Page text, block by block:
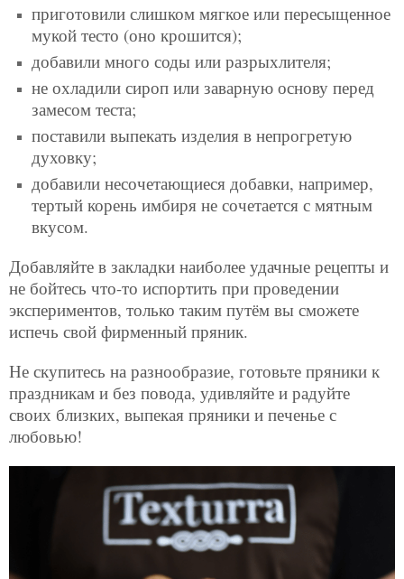
приготовили слишком мягкое или пересыщенное
мукой тесто (оно крошится);
добавили много соды или разрыхлителя;
не охладили сироп или заварную основу перед
замесом теста;
поставили выпекать изделия в непрогретую
духовку;
добавили несочетающиеся добавки, например,
тертый корень имбиря не сочетается с мятным
вкусом.
Добавляйте в закладки наиболее удачные рецепты и
не бойтесь что-то испортить при проведении
экспериментов, только таким путём вы сможете
испечь свой фирменный пряник.
Не скупитесь на разнообразие, готовьте пряники к
праздникам и без повода, удивляйте и радуйте
своих близких, выпекая пряники и печенье с
любовью!